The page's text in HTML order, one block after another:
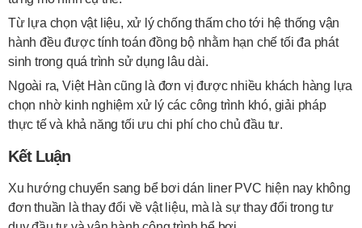
Từ lựa chọn vật liệu, xử lý chống thấm cho tới hệ thống vận
hành đều được tính toán đồng bộ nhằm hạn chế tối đa phát
sinh trong quá trình sử dụng lâu dài.
Ngoài ra, Việt Hàn cũng là đơn vị được nhiều khách hàng lựa
chọn nhờ kinh nghiệm xử lý các công trình khó, giải pháp
thực tế và khả năng tối ưu chi phí cho chủ đầu tư.
Kết Luận
Xu hướng chuyển sang bể bơi dán liner PVC hiện nay không
đơn thuần là thay đổi về vật liệu, mà là sự thay đổi trong tư